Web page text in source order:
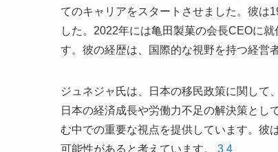
てのキャリアをスタートさせました。彼は
した。2022年には亀田製菓の会長CEOに
す。彼の経歴は、国際的な視野を持つ経営
ジュネジャ氏は、日本の移民政策に関して
日本の経済成長や労働力不足の解決策とし
む中での重要な視点を提供しています。彼
可能性があると考えています。 3 4